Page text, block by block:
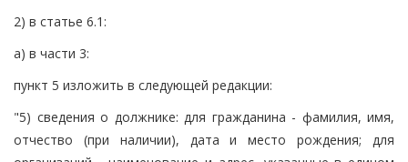
2) в статье 6.1:
а) в части 3:
пункт 5 изложить в следующей редакции:
"5) сведения о должнике: для гражданина - фамилия, имя,
отчество (при наличии), дата и место рождения; для